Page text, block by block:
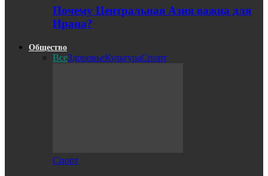
Почему Центральная Азия важна для
Ирана?
Общество
ВсеЗдоровьеКультураСпорт
Спорт